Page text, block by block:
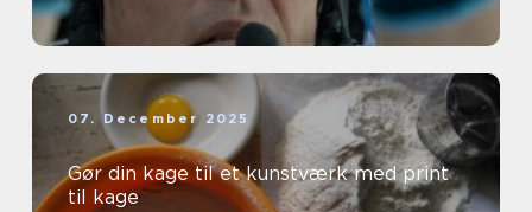
07. December 2025
Gør din kage til et kunstværk med print
til kage